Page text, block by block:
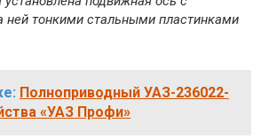
ней тонкими стальными пластинками
Полноприводный УАЗ-236022-
«УАЗ Профи»